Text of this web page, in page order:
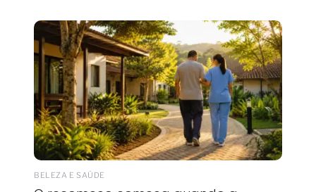
BELEZA E SAÚDE